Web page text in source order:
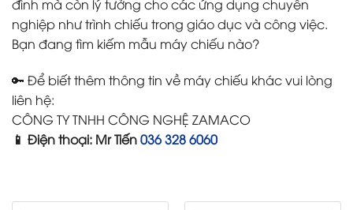
đình mà còn lý tưởng cho các ứng dụng chuyên
nghiệp như trình chiếu trong giáo dục và công việc.
Bạn đang tìm kiếm mẫu máy chiếu nào?
🔑 Để biết thêm thông tin về máy chiếu khác vui lòng
liên hệ:
CÔNG TY TNHH CÔNG NGHỆ ZAMACO
📱 Điện thoại: Mr Tiến036 328 6060